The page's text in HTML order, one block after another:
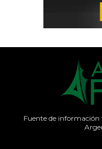
Fuente de